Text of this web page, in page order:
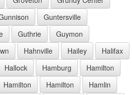
Guntersville
Guthrie
Guymon
Hahnville Hailey
Halifax
Hallock Hamburg
Hamilton
Hamilton Hamilton
Hamlin